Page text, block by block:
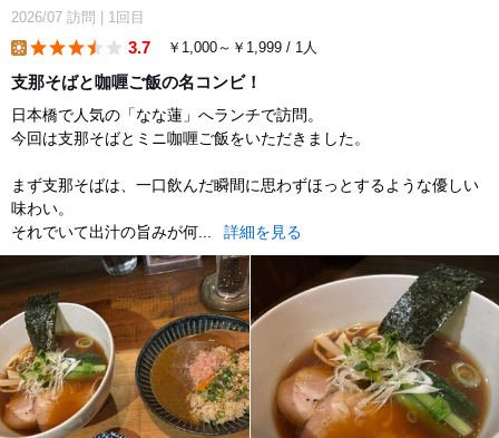
2026/07 訪問 1回目
3.7 ￥1,000～￥1,999 / 1人
支那そばと咖喱ご飯の名コンビ！
日本橋で人気の「なな蓮」へランチで訪問。
今回は支那そばとミニ咖喱ご飯をいただきました。
まず支那そばは、一口飲んだ瞬間に思わずほっとするような優しい
味わい。
それでいて出汁の旨みが何...
詳細を見る